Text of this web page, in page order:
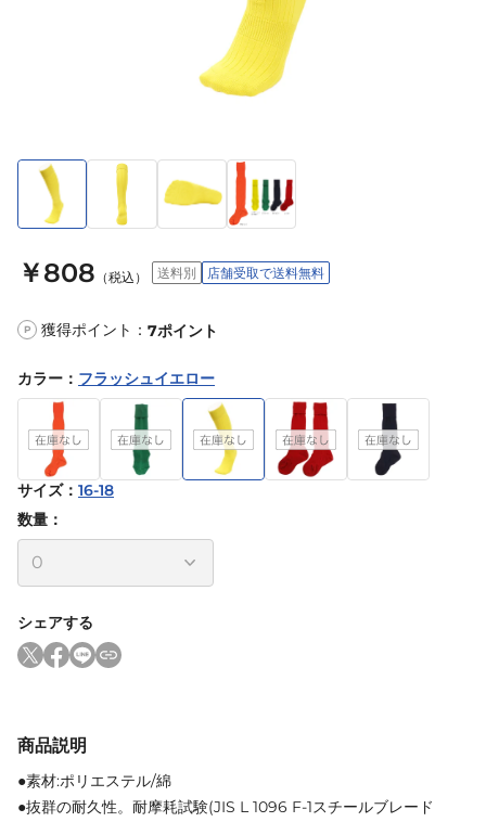
￥808 （税込） 送料別 店舗受取で送料無料
P 獲得ポイント： 7ポイント
カラー ： フラッシュイエロー
サイズ： 16-18
数量：
シェアする
商品説明
●素材:ポリエステル/綿
●抜群の耐久性。耐摩耗試験(JIS L 1096 F-1スチールブレード